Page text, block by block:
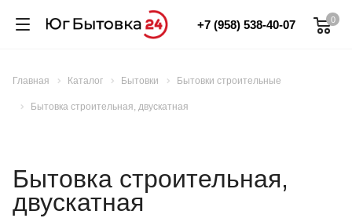
0
+7 (958) 538-40-07
Главная Каталог Бытовки Бытовки строительные
Бытовка строительная, двускатная
Бытовка строительная,
двускатная